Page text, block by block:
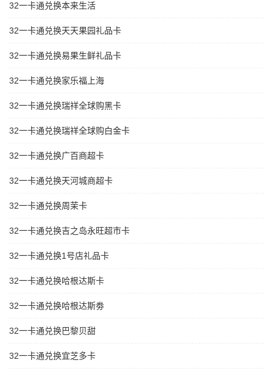
32一卡通兑换本来生活
32一卡通兑换天天果园礼品卡
32一卡通兑换易果生鲜礼品卡
32一卡通兑换家乐福上海
32一卡通兑换瑞祥全球购黑卡
32一卡通兑换瑞祥全球购白金卡
32一卡通兑换广百商超卡
32一卡通兑换天河城商超卡
32一卡通兑换周茉卡
32一卡通兑换吉之岛永旺超市卡
32一卡通兑换1号店礼品卡
32一卡通兑换哈根达斯卡
32一卡通兑换哈根达斯劵
32一卡通兑换巴黎贝甜
32一卡通兑换宜芝多卡